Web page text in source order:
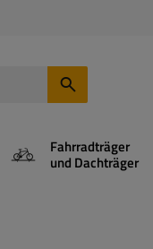
Fahrradträger
und Dachträger